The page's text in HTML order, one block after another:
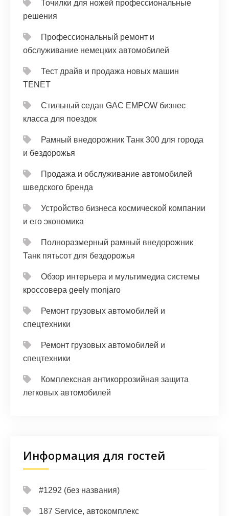
Точилки для ножей профессиональные
решения
Профессиональный ремонт и
обслуживание немецких автомобилей
Тест драйв и продажа новых машин
TENET
Стильный седан GAC EMPOW бизнес
класса для поездок
Рамный внедорожник Танк 300 для города
и бездорожья
Продажа и обслуживание автомобилей
шведского бренда
Устройство бизнеса космической компании
и его экономика
Полноразмерный рамный внедорожник
Танк пятьсот для бездорожья
Обзор интерьера и мультимедиа системы
кроссовера geely monjaro
Ремонт грузовых автомобилей и
спецтехники
Ремонт грузовых автомобилей и
спецтехники
Комплексная антикоррозийная защита
легковых автомобилей
Информация для гостей
#1292 (без названия)
187 Service, автокомплекс